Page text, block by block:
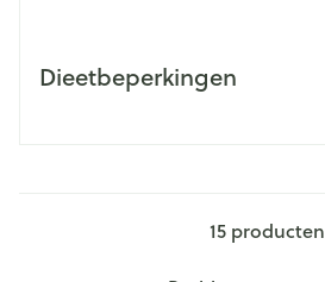
Dieetbeperkingen
15producten